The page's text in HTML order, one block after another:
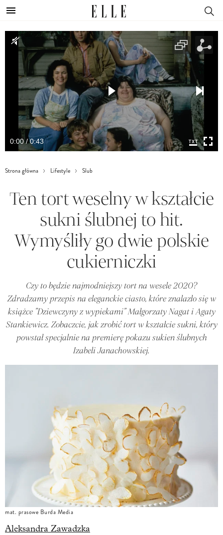
0:00 / 0:43
Strona główna Lifestyle Slub
Ten tort weselny w kształcie
sukni ślubnej to hit.
Wymyśliły go dwie polskie
cukierniczki
Czy to będzie najmodniejszy tort na wesele 2020?
Zdradzamy przepis na eleganckie ciasto, które znalazło się w
książce "Dziewczyny z wypiekami" Małgorzaty Nagat i Agaty
Stankiewicz. Zobaczcie, jak zrobić tort w kształcie sukni, który
powstał specjalnie na premierę pokazu sukien ślubnych
Izabeli Janachowskiej.
mat. prasowe Burda Media
Aleksandra Zawadzka